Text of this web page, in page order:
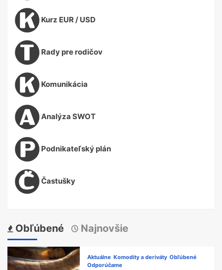
Kurz EUR / USD
Rady pre rodičov
Komunikácia
Analýza SWOT
Podnikateľský plán
Častušky
Obľúbené Najnovšie
Aktuálne Komodity a deriváty Obľúbené
Odporúčame